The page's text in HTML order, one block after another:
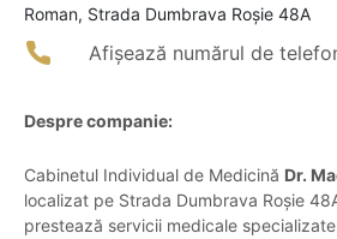
Roman, Strada Dumbrava Roşie 48A
Afișează numărul de
Despre companie:
Cabinetul Individual de Medicină Dr.
localizat pe Strada Dumbrava Roșie
prestează servicii medicale